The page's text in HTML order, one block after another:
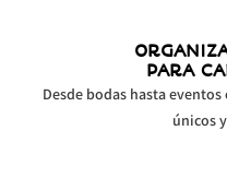
PARA
Desde bodas hasta
únicos